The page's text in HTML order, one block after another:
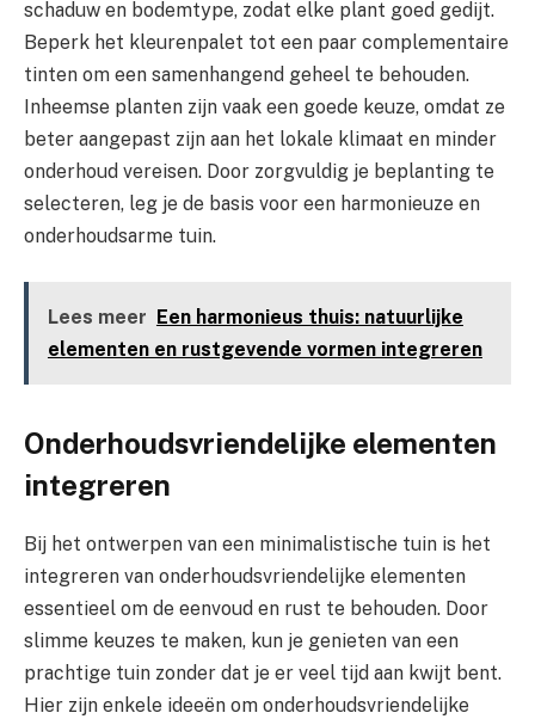
schaduw en bodemtype, zodat elke plant goed gedijt.
Beperk het kleurenpalet tot een paar complementaire
tinten om een samenhangend geheel te behouden.
Inheemse planten zijn vaak een goede keuze, omdat ze
beter aangepast zijn aan het lokale klimaat en minder
onderhoud vereisen. Door zorgvuldig je beplanting te
selecteren, leg je de basis voor een harmonieuze en
onderhoudsarme tuin.
Lees meer Een harmonieus thuis: natuurlijke
elementen en rustgevende vormen integreren
Onderhoudsvriendelijke elementen
integreren
Bij het ontwerpen van een minimalistische tuin is het
integreren van onderhoudsvriendelijke elementen
essentieel om de eenvoud en rust te behouden. Door
slimme keuzes te maken, kun je genieten van een
prachtige tuin zonder dat je er veel tijd aan kwijt bent.
Hier zijn enkele ideeën om onderhoudsvriendelijke